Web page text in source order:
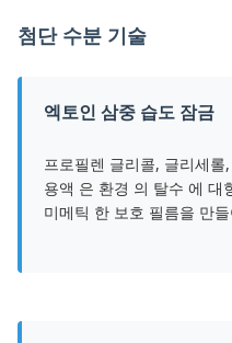
첨단 수분 기술
엑토인 삼중 습도 잠금
프로필렌 글리콜, 글리세
용액 은 환경 의 탈수 에 대
미메틱 한 보호 필름을 만